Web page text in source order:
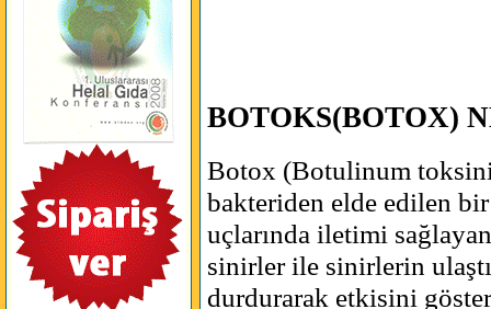
BOTOKS(BOTOX)
Botox (Botulinum
bakteriden elde edilen
uçlarında iletimi
sinirler ile sinirlerin
durdurarak etkisini